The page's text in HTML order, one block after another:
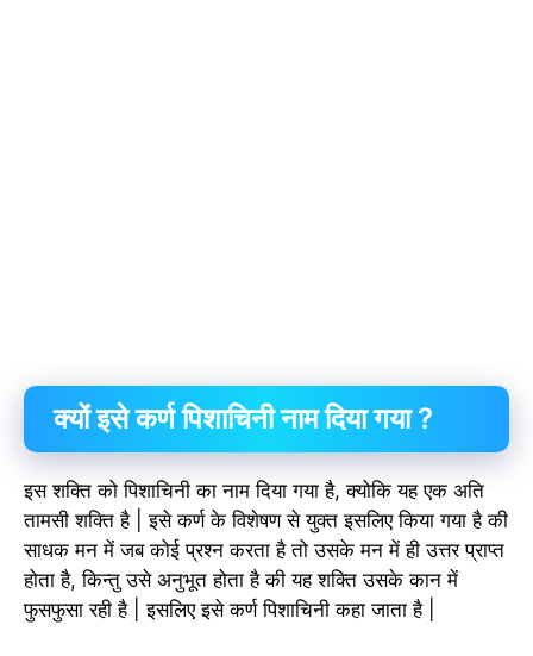
क्यों इसे कर्ण पिशाचिनी नाम दिया गया ?
इस शक्ति को पिशाचिनी का नाम दिया गया है, क्योकि यह एक अति
तामसी शक्ति है | इसे कर्ण के विशेषण से युक्त इसलिए किया गया है की
साधक मन में जब कोई प्रश्न करता है तो उसके मन में ही उत्तर प्राप्त
होता है, किन्तु उसे अनुभूत होता है की यह शक्ति उसके कान में
फुसफुसा रही है | इसलिए इसे कर्ण पिशाचिनी कहा जाता है |